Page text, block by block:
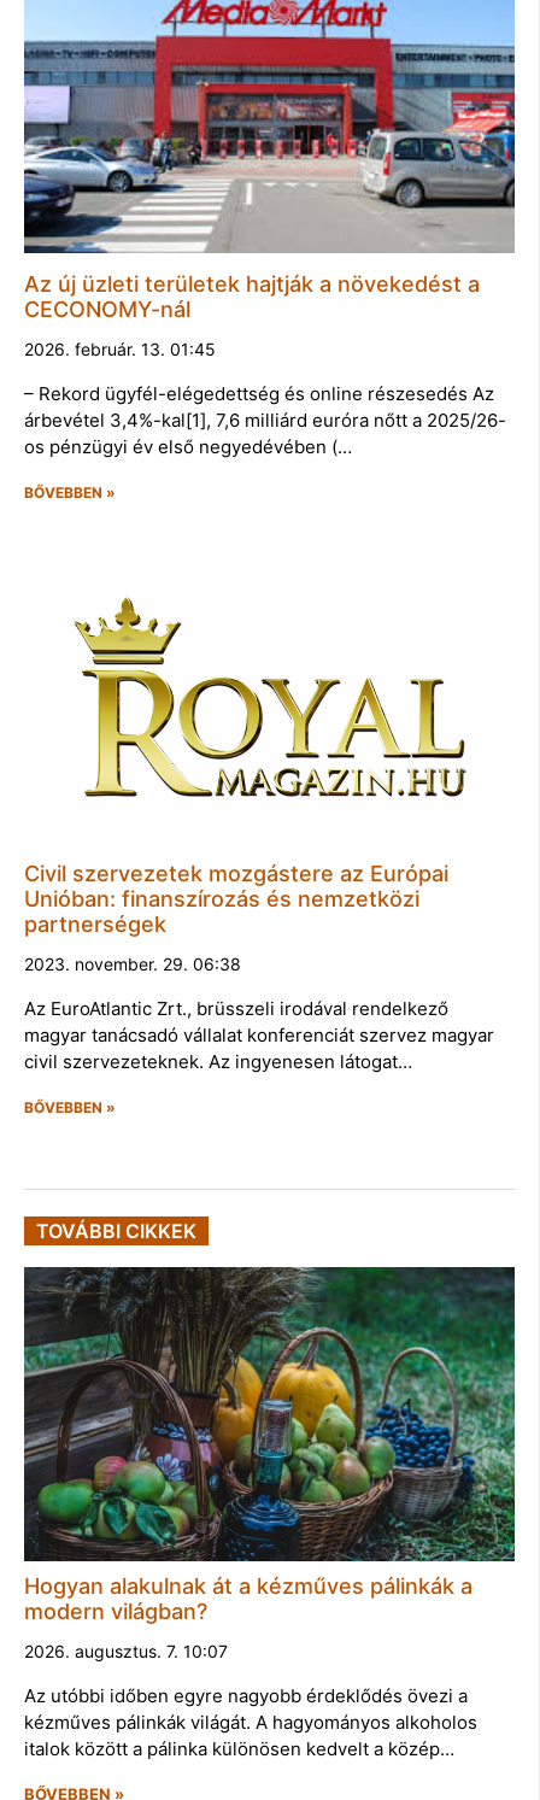
Az új üzleti területek hajtják a növekedést a
CECONOMY-nál
2026. február. 13. 01:45
– Rekord ügyfél-elégedettség és online részesedés Az
árbevétel 3,4%-kal[1], 7,6 milliárd euróra nőtt a 2025/26-
os pénzügyi év első negyedévében (…
BŐVEBBEN »
Civil szervezetek mozgástere az Európai
Unióban: finanszírozás és nemzetközi
partnerségek
2023. november. 29. 06:38
Az EuroAtlantic Zrt., brüsszeli irodával rendelkező
magyar tanácsadó vállalat konferenciát szervez magyar
civil szervezeteknek. Az ingyenesen látogat…
BŐVEBBEN »
TOVÁBBI CIKKEK
Hogyan alakulnak át a kézműves pálinkák a
modern világban?
2026. augusztus. 7. 10:07
Az utóbbi időben egyre nagyobb érdeklődés övezi a
kézműves pálinkák világát. A hagyományos alkoholos
italok között a pálinka különösen kedvelt a közép…
BŐVEBBEN »